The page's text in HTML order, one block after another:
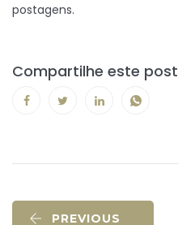
postagens.
Compartilhe este post
PREVIOUS